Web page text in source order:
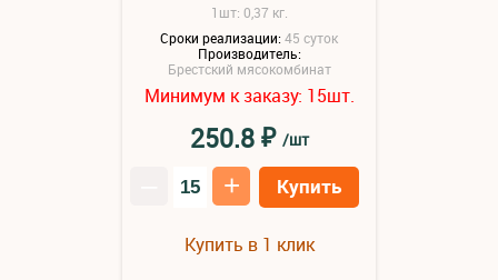
1шт: 0,37 кг.
Сроки реализации:45 суток
Производитель:
Брестский мясокомбинат
Минимум к заказу: 15шт.
250.8₽ /шт
+ Купить
Купить в 1 клик